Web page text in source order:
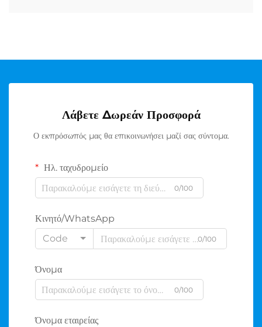
Λάβετε Δωρεάν Προσφορά
Ο εκπρόσωπός μας θα επικοινωνήσει μαζί σας σύντομα.
Ηλ. ταχυδρομείο
0/100
Κινητό/WhatsApp
Code
0/100
Όνομα
0/100
Όνομα εταιρείας